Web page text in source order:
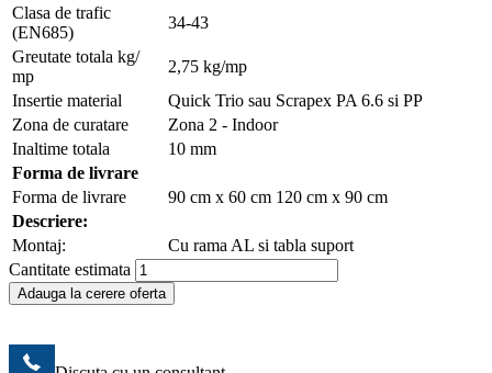
Clasa de trafic
(EN685)
34-43
Greutate totala kg/
mp
2,75 kg/mp
Insertie material
Quick Trio sau Scrapex PA 6.6 si PP
Zona de curatare
Zona 2 - Indoor
Inaltime totala
10 mm
Forma de livrare
Forma de livrare
90 cm x 60 cm 120 cm x 90 cm
Descriere:
Montaj:
Cu rama AL si tabla suport
Cantitate estimata
Adauga la cerere oferta